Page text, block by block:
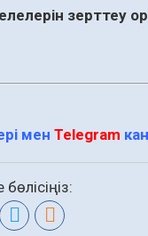
зерттеу
менTelegram